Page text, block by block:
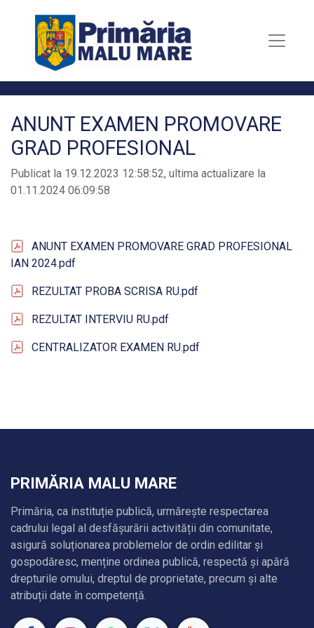
ANUNT EXAMEN PROMOVARE
GRAD PROFESIONAL
Publicat la 19.12.2023 12:58:52, ultima actualizare la
01.11.2024 06:09:58
ANUNT EXAMEN PROMOVARE GRAD PROFESIONAL
IAN 2024.pdf
REZULTAT PROBA SCRISA RU.pdf
REZULTAT INTERVIU RU.pdf
CENTRALIZATOR EXAMEN RU.pdf
PRIMĂRIA MALU MARE
Primăria, ca instituție publică, urmărește respectarea
cadrului legal al desfășurării activității din comunitate,
asigură soluționarea problemelor de ordin edilitar și
gospodăresc, menține ordinea publică, respectă și apără
drepturile omului, dreptul de proprietate, precum și alte
atribuții date în competență.